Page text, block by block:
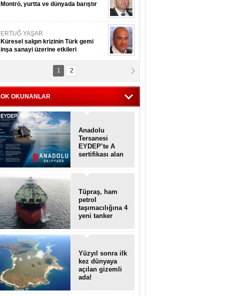
Montrö, yurtta ve dünyada barıştır
ERTUĞ YAŞAR
Küresel salgın krizinin Türk gemi
inşa sanayi üzerine etkileri
Kpt. MESUT AZMİ GÖKSOY
ithafen...
1 2
OKUNANLAR
Anadolu
Tersanesi
EYDEP’te A
sertifikası alan
Tüpraş, ham
petrol
taşımacılığına 4
yeni tanker
Yüzyıl sonra ilk
kez dünyaya
açılan gizemli
ada!